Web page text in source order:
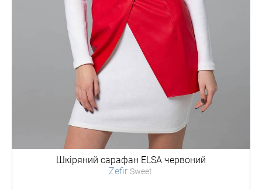
Шкіряний сарафан ELSA червоний
Zefir Sweet